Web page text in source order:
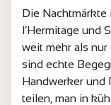
Die Nachtmärkte
l’Hermitage und
weit mehr als
sind echte
Handwerker und
teilen, man in